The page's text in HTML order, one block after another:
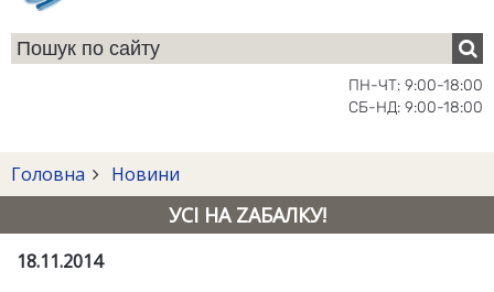
ПН-ЧТ: 9:00-18:00
СБ-НД: 9:00-18:00
Головна Новини
УСІ НА ZАБАЛКУ!
18.11.2014